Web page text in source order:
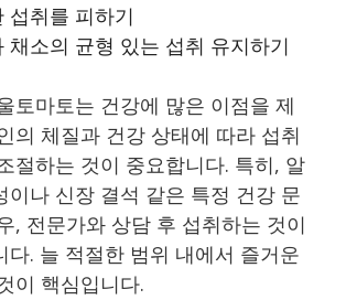
섭취를 피하기
채소의 균형 있는 섭취 유지하기
토마토는 건강에 많은 이점을 제
의 체질과 건강 상태에 따라 섭취
절하는 것이 중요합니다. 특히, 알
이나 신장 결석 같은 특정 건강 문
, 전문가와 상담 후 섭취하는 것이
다. 늘 적절한 범위 내에서 즐거운
이 핵심입니다.